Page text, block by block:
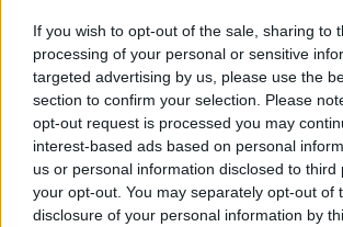
If you wish to opt-out of the sale, sharing to
processing of your personal or sensitive
targeted advertising by us, please use the
section to confirm your selection. Please
opt-out request is processed you may
interest-based ads based on personal
us or personal information disclosed to third
your opt-out. You may separately opt-out of
disclosure of your personal information by
LIFESTYLE 08·08·2026 09:01
Νία Βαρντάλος – Σπύρος
σχέση που θυμίζει σενάριο
πάνω από τέσσερα χρόνια